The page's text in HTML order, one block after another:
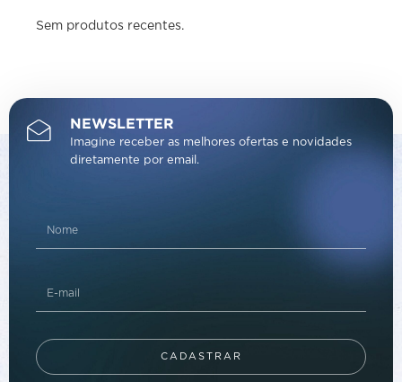
Sem produtos recentes.
NEWSLETTER
Imagine receber as melhores ofertas e novidades
diretamente por email.
CADASTRAR